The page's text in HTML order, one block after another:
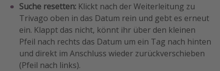
Suche resetten: Klickt nach der Weiterleitung zu
Trivago oben in das Datum rein und gebt es erneut
ein. Klappt das nicht, könnt ihr über den kleinen
Pfeil nach rechts das Datum um ein Tag nach hinten
und direkt im Anschluss wieder zurückverschieben
(Pfeil nach links).